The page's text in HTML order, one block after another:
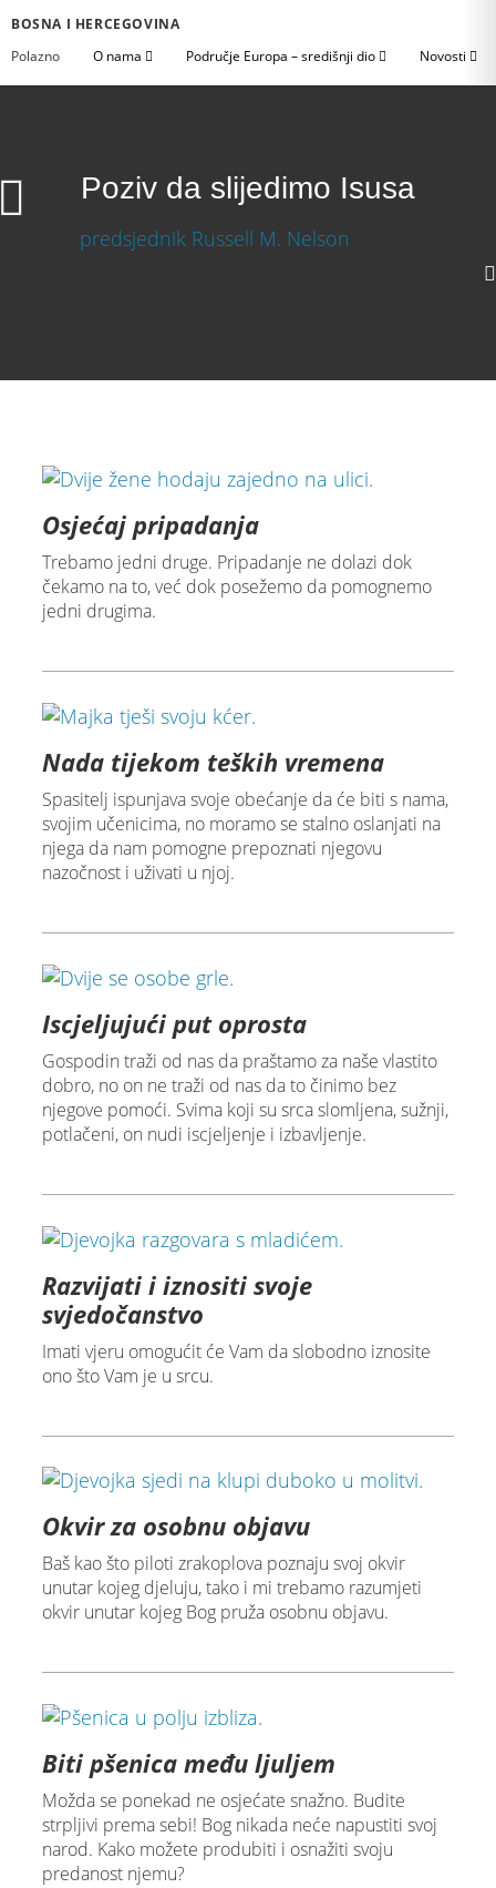
BOSNA I HERCEGOVINA
Polazno
O nama Područje Europa – središnji dio Novosti
Poziv da slijedimo Isusa
Osjećaj pripadanja
Trebamo jedni druge. Pripadanje ne dolazi dok
čekamo na to, već dok posežemo da pomognemo
jedni drugima.
Nada tijekom teških vremena
Spasitelj ispunjava svoje obećanje da će biti s nama,
svojim učenicima, no moramo se stalno oslanjati na
njega da nam pomogne prepoznati njegovu
nazočnost i uživati u njoj.
Iscjeljujući put oprosta
Gospodin traži od nas da praštamo za naše vlastito
dobro, no on ne traži od nas da to činimo bez
njegove pomoći. Svima koji su srca slomljena, sužnji,
potlačeni, on nudi iscjeljenje i izbavljenje.
Razvijati i iznositi svoje
svjedočanstvo
Imati vjeru omogućit će Vam da slobodno iznosite
ono što Vam je u srcu.
Okvir za osobnu objavu
Baš kao što piloti zrakoplova poznaju svoj okvir
unutar kojeg djeluju, tako i mi trebamo razumjeti
okvir unutar kojeg Bog pruža osobnu objavu.
Biti pšenica među ljuljem
Možda se ponekad ne osjećate snažno. Budite
strpljivi prema sebi! Bog nikada neće napustiti svoj
narod. Kako možete produbiti i osnažiti svoju
predanost njemu?